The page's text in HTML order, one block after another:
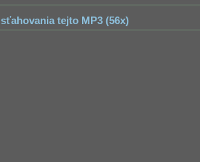
tejto MP3 (56x)